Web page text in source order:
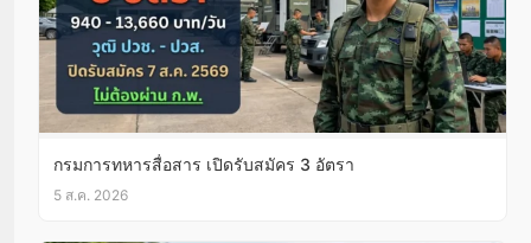
กรมการทหารสื่อสาร เปิดรับสมัคร 3 อัตรา
5 ส.ค. 2026